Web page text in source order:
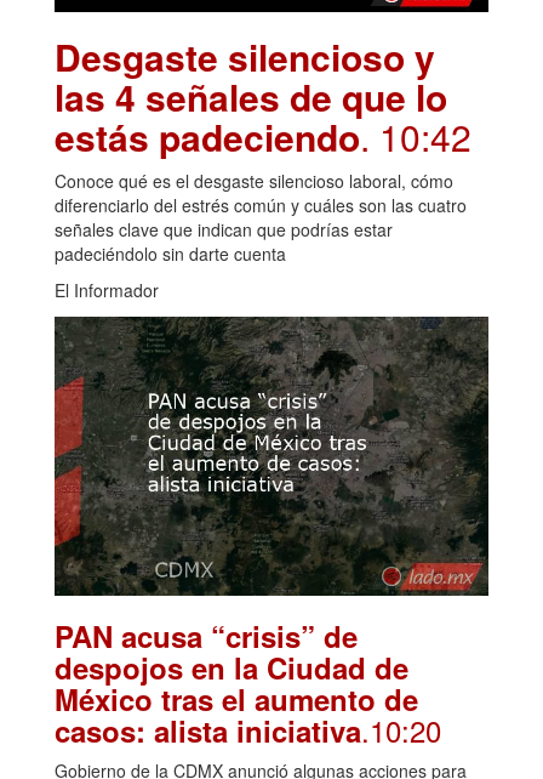
Desgaste silencioso y
las 4 señales de que lo
estás padeciendo. 10:42
Conoce qué es el desgaste silencioso laboral, cómo
diferenciarlo del estrés común y cuáles son las cuatro
señales clave que indican que podrías estar
padeciéndolo sin darte cuenta
El Informador
PAN acusa “crisis” de
despojos en la Ciudad de
México tras el aumento de
casos: alista iniciativa.10:20
Gobierno de la CDMX anunció algunas acciones para